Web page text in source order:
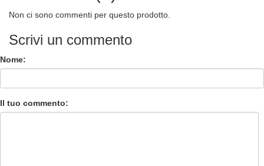
Non ci sono commenti per questo prodotto.
Scrivi un commento
Nome:
Il tuo commento: